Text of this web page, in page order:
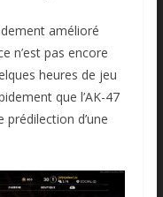
amélioré
n’est pas encore
heures de jeu
que l’AK-47
d’une